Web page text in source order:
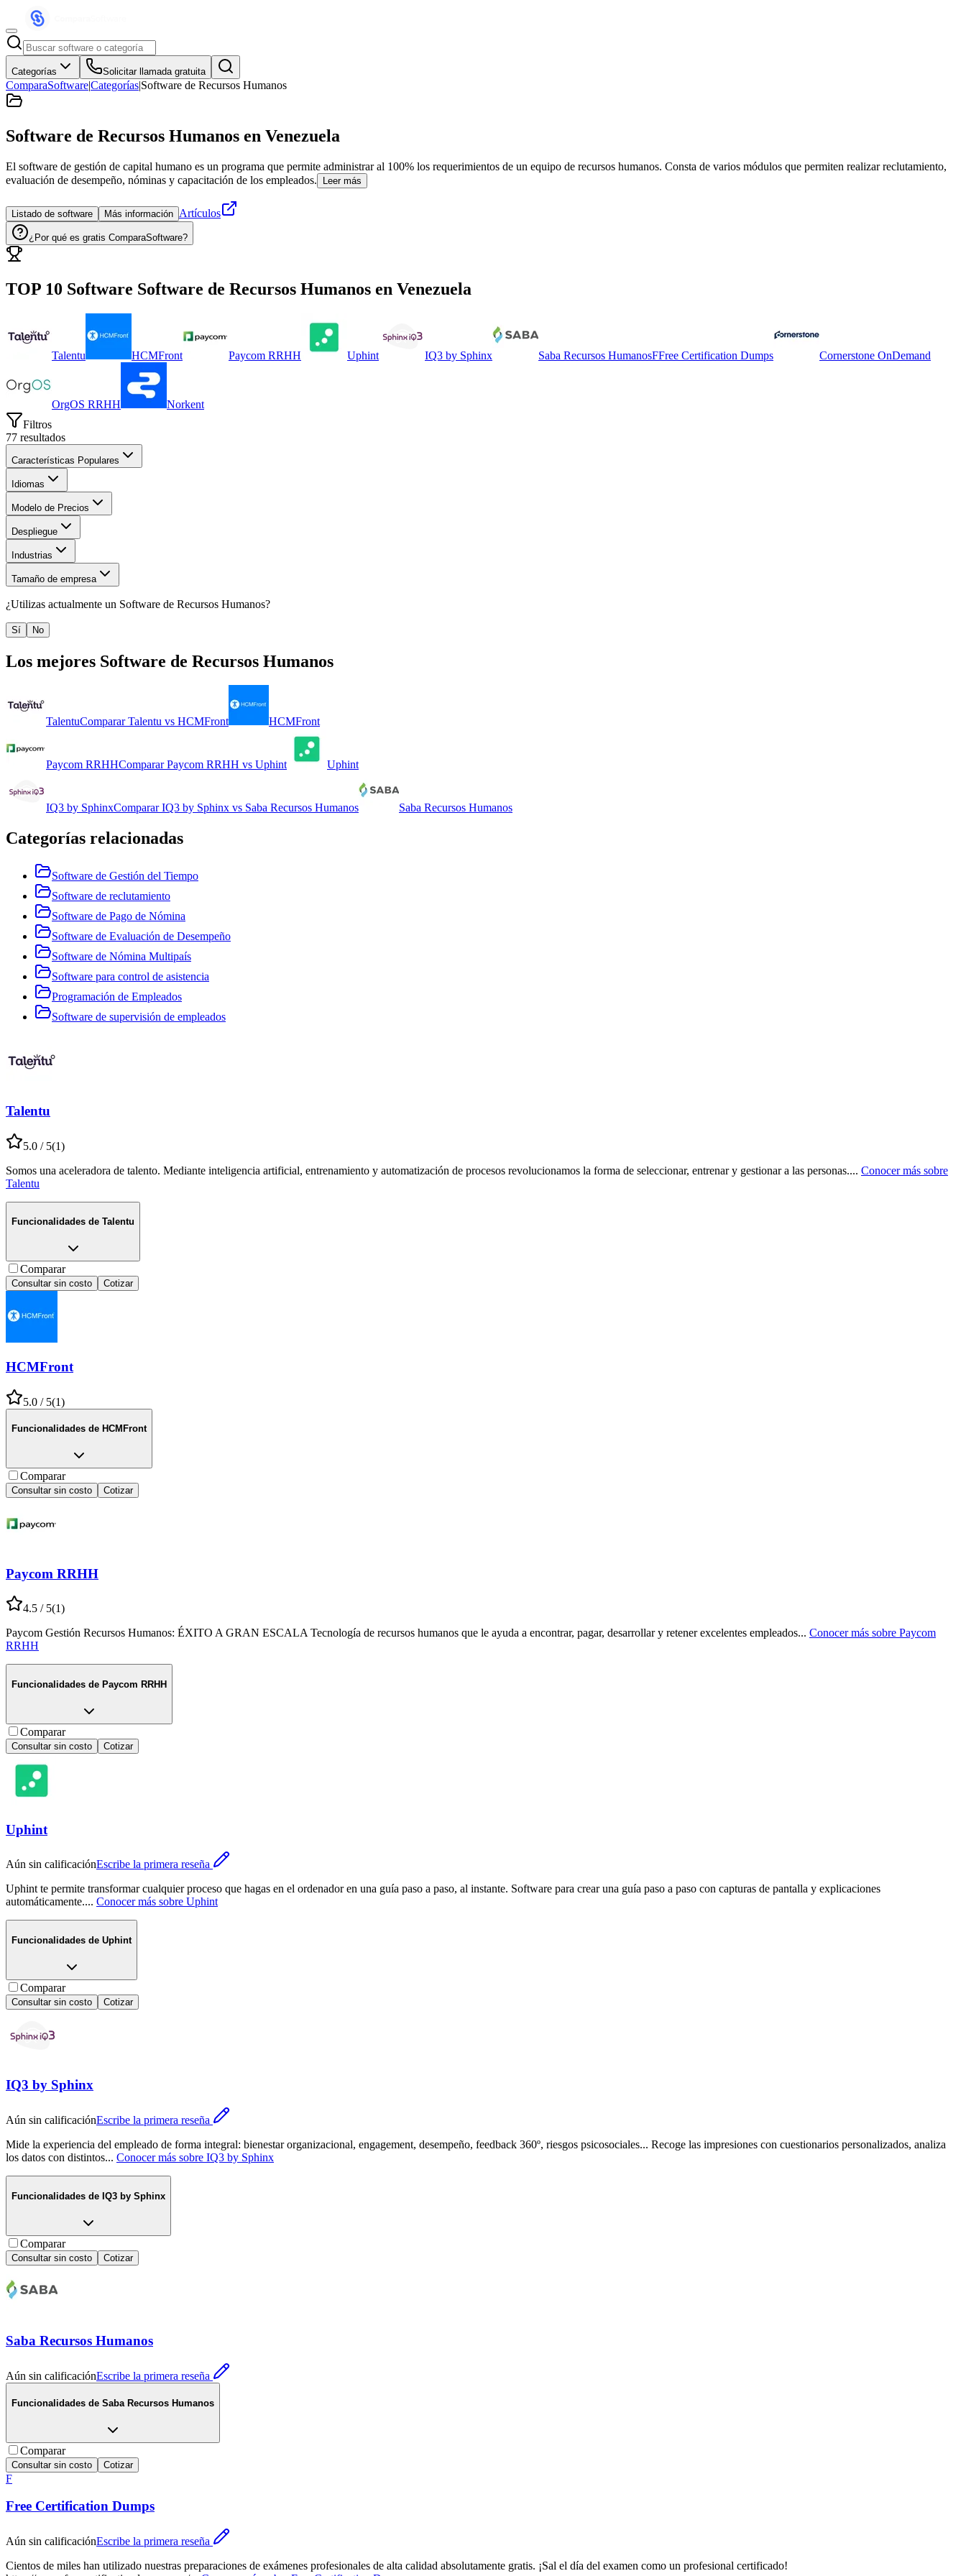
Categorías Solicitar llamada gratuita
ComparaSoftware|Categorías|Software de Recursos Humanos
Software de Recursos Humanos en Venezuela
El software de gestión de capital humano es un programa que permite administrar al 100% los requerimientos de un equipo de recursos humanos. Consta de varios módulos que permiten realizar reclutamiento,
evaluación de desempeño, nóminas y capacitación de los empleados.
Leer más
Listado de software Más información Artículos
¿Por qué es gratis ComparaSoftware?
TOP 10 Software Software de Recursos Humanos en Venezuela
Talentu HCMFront Paycom RRHH Uphint IQ3 by Sphinx Saba Recursos HumanosFFree Certification Dumps Cornerstone OnDemand
OrgOS RRHH
Norkent
Filtros
77 resultados
Características Populares
Idiomas
Modelo de Precios
Despliegue
Industrias
Tamaño de empresa
¿Utilizas actualmente un Software de Recursos Humanos?
Sí No
Los mejores Software de Recursos Humanos
TalentuComparar Talentu vs HCMFront HCMFront
Paycom RRHHComparar Paycom RRHH vs Uphint Uphint
IQ3 by SphinxComparar IQ3 by Sphinx vs Saba Recursos Humanos Saba Recursos Humanos
Categorías relacionadas
Software de Gestión del Tiempo
Software de reclutamiento
Software de Pago de Nómina
Software de Evaluación de Desempeño
Software de Nómina Multipaís
Software para control de asistencia
Programación de Empleados
Software de supervisión de empleados
Talentu
5.0 / 5(1)
Somos una aceleradora de talento. Mediante inteligencia artificial, entrenamiento y automatización de procesos revolucionamos la forma de seleccionar, entrenar y gestionar a las personas.... Conocer más sobre
Talentu
Funcionalidades de Talentu
Comparar
Consultar sin costo Cotizar
HCMFront
5.0 / 5(1)
Funcionalidades de HCMFront
Comparar
Consultar sin costo Cotizar
Paycom RRHH
4.5 / 5(1)
Paycom Gestión Recursos Humanos: ÉXITO A GRAN ESCALA Tecnología de recursos humanos que le ayuda a encontrar, pagar, desarrollar y retener excelentes empleados... Conocer más sobre Paycom
RRHH
Funcionalidades de Paycom RRHH
Comparar
Consultar sin costo Cotizar
Uphint
Aún sin calificaciónEscribe la primera reseña
Uphint te permite transformar cualquier proceso que hagas en el ordenador en una guía paso a paso, al instante. Software para crear una guía paso a paso con capturas de pantalla y explicaciones
automáticamente.... Conocer más sobre Uphint
Funcionalidades de Uphint
Comparar
Consultar sin costo Cotizar
IQ3 by Sphinx
Aún sin calificaciónEscribe la primera reseña
Mide la experiencia del empleado de forma integral: bienestar organizacional, engagement, desempeño, feedback 360º, riesgos psicosociales... Recoge las impresiones con cuestionarios personalizados, analiza
los datos con distintos... Conocer más sobre IQ3 by Sphinx
Funcionalidades de IQ3 by Sphinx
Comparar
Consultar sin costo Cotizar
Saba Recursos Humanos
Aún sin calificaciónEscribe la primera reseña
Funcionalidades de Saba Recursos Humanos
Comparar
Consultar sin costo Cotizar
F
Free Certification Dumps
Aún sin calificaciónEscribe la primera reseña
Cientos de miles han utilizado nuestras preparaciones de exámenes profesionales de alta calidad absolutamente gratis. ¡Sal el día del examen como un profesional certificado!